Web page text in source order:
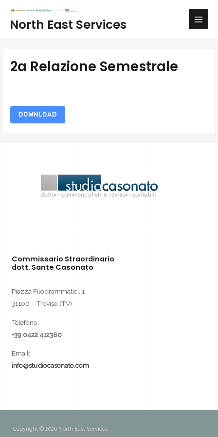
contenuto
North East Services
Main
2a Relazione Semestrale
DOWNLOAD
Commissario Straordinario
dott. Sante Casonato
Piazza Filodrammatici, 1
31100 – Treviso (TV)
Telefono:
+39 0422 412380
Email:
info@studiocasonato.com
Copyright © 2026 North East Services